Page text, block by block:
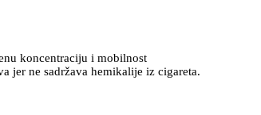
koncentraciju i mobilnost
jer ne sadržava hemikalije iz cigareta.